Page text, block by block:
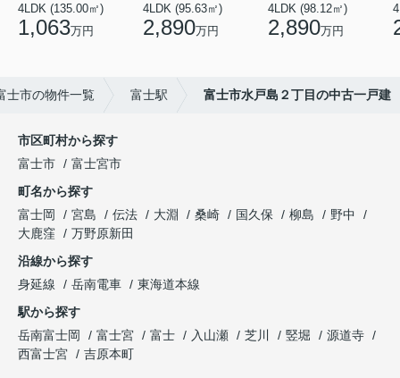
4LDK (135.00㎡)
1,063万円
4LDK (95.63㎡)
2,890万円
4LDK (98.12㎡)
2,890万円
士市の物件一覧 富士駅 富士市水戸島２丁目の中古一戸建
市区町村から探す
富士市
富士宮市
町名から探す
富士岡
宮島 伝法 大淵 桑崎 国久保 柳島
野中
大鹿窪
万野原新田
沿線から探す
身延線
岳南電車
東海道本線
駅から探す
岳南富士岡
富士宮 富士 入山瀬 芝川 竪堀
源道寺
西富士宮
吉原本町